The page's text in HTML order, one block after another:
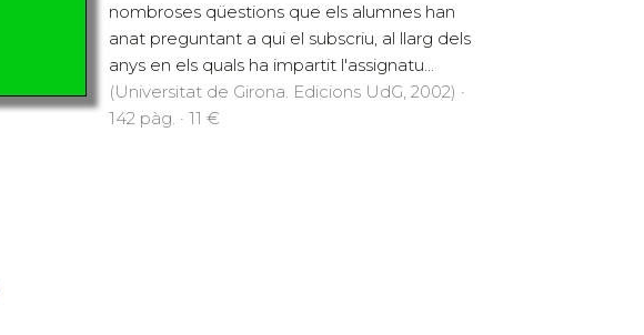
nombroses qüestions que els alumnes han
anat preguntant a qui el subscriu, al llarg dels
anys en els quals ha impartit l'assignatu...
(Universitat de Girona. Edicions UdG, 2002) ·
142 pàg. · 11 €